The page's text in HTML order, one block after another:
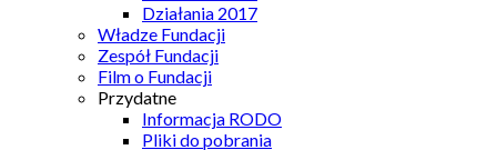
Działania 2017
Władze Fundacji
Zespół Fundacji
Film o Fundacji
Przydatne
Informacja RODO
Pliki do pobrania